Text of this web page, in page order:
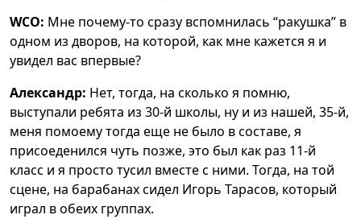
WCO: Мне почему-то сразу вспомнилась “ракушка” в
одном из дворов, на которой, как мне кажется я и
увидел вас впервые?
Александр: Нет, тогда, на сколько я помню,
выступали ребята из 30-й школы, ну и из нашей, 35-й,
меня помоему тогда еще не было в составе, я
присоеденился чуть позже, это был как раз 11-й
класс и я просто тусил вместе с ними. Тогда, на той
сцене, на барабанах сидел Игорь Тарасов, который
играл в обеих группах.